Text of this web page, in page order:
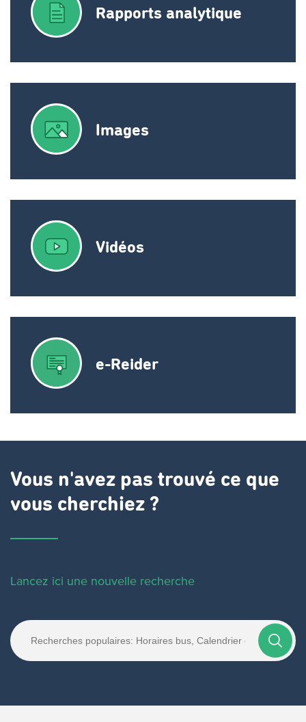
Rapports analytique
Images
Vidéos
e-Reider
Vous n'avez pas trouvé ce que
vous cherchiez ?
Lancez ici une nouvelle recherche